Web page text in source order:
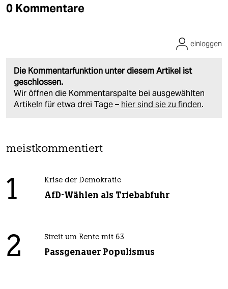
0 Kommentare
Die Kommentarfunktion unter diesem Artikel ist
geschlossen.
Wir öffnen die Kommentarspalte bei ausgewählten
Artikeln für etwa drei Tage – hier sind sie zu finden.
einloggen
meistkommentiert
1 Krise der Demokratie
AfD-Wählen als Triebabfuhr
2 Streit um Rente mit 63
Passgenauer Populismus